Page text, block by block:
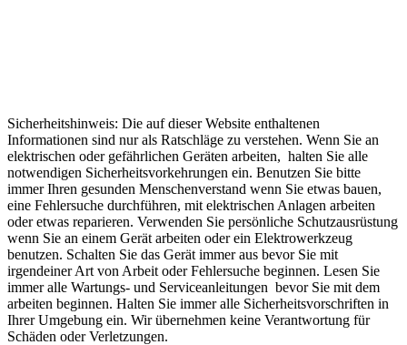
Sicherheitshinweis: Die auf dieser Website enthaltenen
Informationen sind nur als Ratschläge zu verstehen. Wenn Sie an
elektrischen oder gefährlichen Geräten arbeiten, halten Sie alle
notwendigen Sicherheitsvorkehrungen ein. Benutzen Sie bitte
immer Ihren gesunden Menschenverstand wenn Sie etwas bauen,
eine Fehlersuche durchführen, mit elektrischen Anlagen arbeiten
oder etwas reparieren. Verwenden Sie persönliche Schutzausrüstung
wenn Sie an einem Gerät arbeiten oder ein Elektrowerkzeug
benutzen. Schalten Sie das Gerät immer aus bevor Sie mit
irgendeiner Art von Arbeit oder Fehlersuche beginnen. Lesen Sie
immer alle Wartungs- und Serviceanleitungen bevor Sie mit dem
arbeiten beginnen. Halten Sie immer alle Sicherheitsvorschriften in
Ihrer Umgebung ein. Wir übernehmen keine Verantwortung für
Schäden oder Verletzungen.